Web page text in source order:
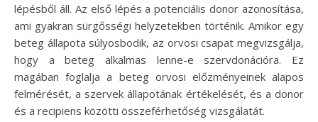
lépésből áll. Az első lépés a potenciális donor azonosítása,
ami gyakran sürgősségi helyzetekben történik. Amikor egy
beteg állapota súlyosbodik, az orvosi csapat megvizsgálja,
hogy a beteg alkalmas lenne-e szervdonációra. Ez
magában foglalja a beteg orvosi előzményeinek alapos
felmérését, a szervek állapotának értékelését, és a donor
és a recipiens közötti összeférhetőség vizsgálatát.